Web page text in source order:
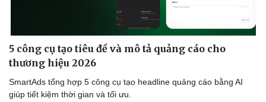
Sức khỏe
Dinh dưỡng - món ngon
Cây thuốc
Sản phụ khoa
Nhi khoa
Nam khoa
Đời sống
Nhà đẹp
5 công cụ tạo tiêu đề và mô tả quảng cáo cho
thương hiệu 2026
SmartAds tổng hợp 5 công cụ tạo headline quảng cáo bằng AI
giúp tiết kiệm thời gian và tối ưu.